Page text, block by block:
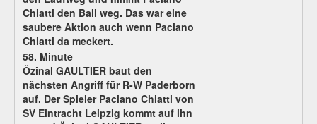
Chiatti den Ball weg. Das war eine
saubere Aktion auch wenn Paciano
Chiatti da meckert.
58. Minute
Özinal GAULTIER baut den
nächsten Angriff für R-W Paderborn
auf. Der Spieler Paciano Chiatti von
SV Eintracht Leipzig kommt auf ihn